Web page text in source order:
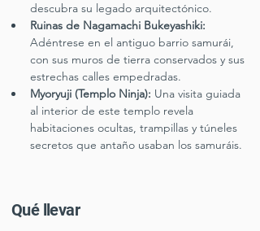
descubra su legado arquitectónico.
Ruinas de Nagamachi Bukeyashiki:
Adéntrese en el antiguo barrio samurái,
con sus muros de tierra conservados y sus
estrechas calles empedradas.
Myoryuji (Templo Ninja): Una visita guiada
al interior de este templo revela
habitaciones ocultas, trampillas y túneles
secretos que antaño usaban los samuráis.
Qué llevar